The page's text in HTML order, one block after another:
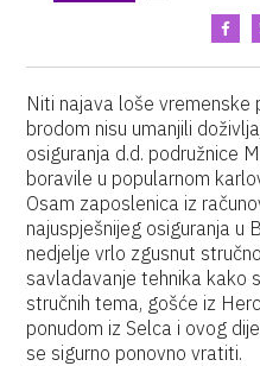
Niti najava loše
brodom nisu umanjili
osiguranja d.d. podružnice
boravile u popularnom
Osam zaposlenica iz
najuspješnijeg osiguranja u
nedjelje vrlo zgusnut
savladavanje tehnika kako
stručnih tema, gošće iz
ponudom iz Selca i ovog
se sigurno ponovno vratiti.